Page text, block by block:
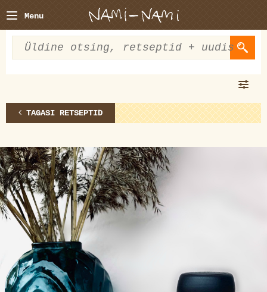
Menu
TAGASI RETSEPTID